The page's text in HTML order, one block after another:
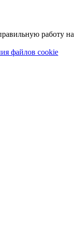
работу
файлов cookie